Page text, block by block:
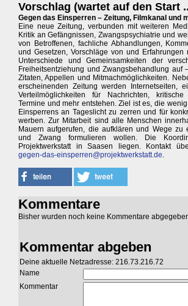
Vorschlag (wartet auf den Start
Gegen das Einsperren – Zeitung, Filmkanal und
Eine neue Zeitung, verbunden mit weiteren
Kritik an Gefängnissen, Zwangspsychiatrie und
von Betroffenen, fachliche Abhandlungen,
und Gesetzen, Vorschläge von und Erfahrungen
Unterschiede und Gemeinsamkeiten der
Freiheitsentziehung und Zwangsbehandlung auf
Zitaten, Appellen und Mitmachmöglichkeiten.
erscheinenden Zeitung werden Internetseiten,
Verteilmöglichkeiten für Nachrichten, kritische
Termine und mehr entstehen. Ziel ist es, die
Einsperrens an Tageslicht zu zerren und für
werben. Zur Mitarbeit sind alle Menschen
Mauern aufgerufen, die aufklären und Wege zu
und Zwang formulieren wollen. Die
Projektwerkstatt in Saasen liegen. Kontakt
gegen-das-einsperren@projektwerkstatt.de.
Kommentare
Bisher wurden noch keine Kommentare
Kommentar abgeben
Deine aktuelle Netzadresse: 216.73.216.72
Name
Kommentar